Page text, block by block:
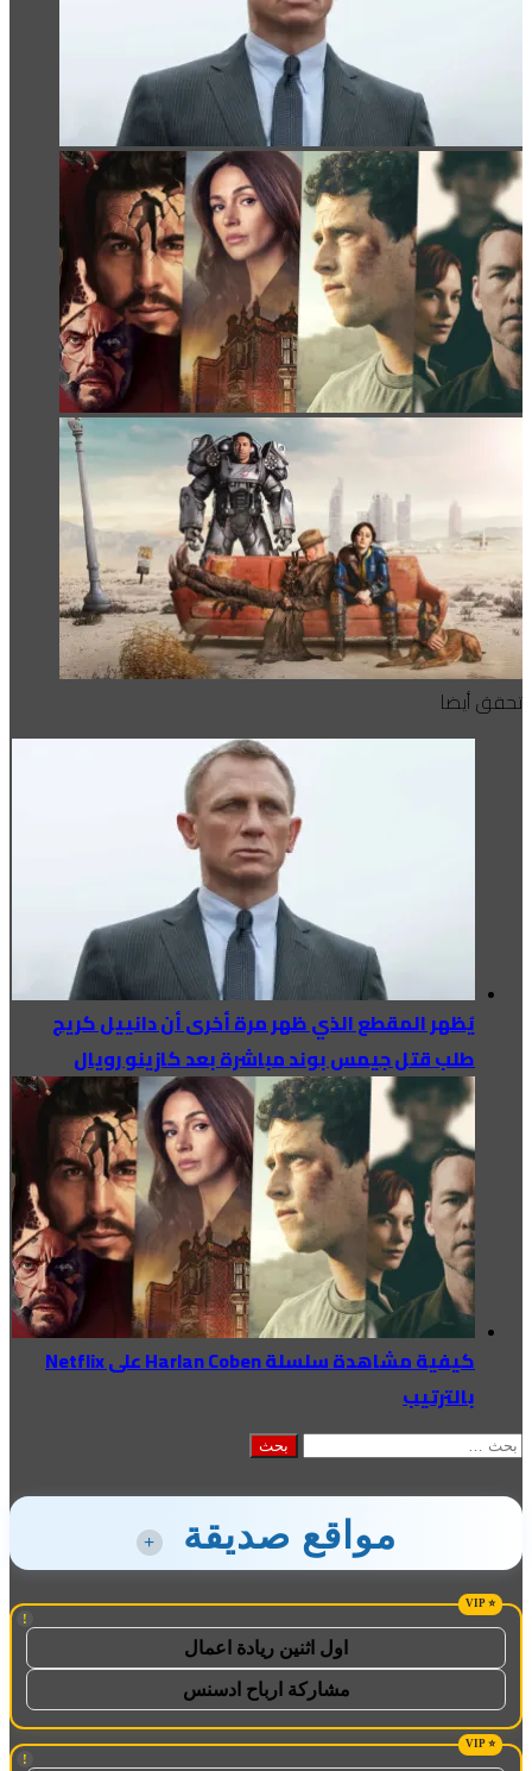
تحقق أيضا
يُظهر المقطع الذي ظهر مرة أخرى أن دانييل كريج
طلب قتل جيمس بوند مباشرة بعد كازينو رويال
كيفية مشاهدة سلسلة Harlan Coben على Netflix
بالترتيب
البحث
مواقع صديقة +
!
اول اثنين ريادة اعمال
مشاركة ارباح ادسنس
!